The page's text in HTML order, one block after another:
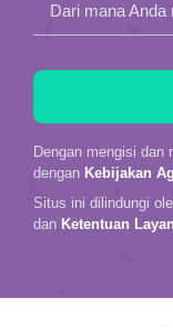
Dari mana
Dengan mengisi dan
dengan Kebijakan
Situs ini dilindungi
dan Ketentuan